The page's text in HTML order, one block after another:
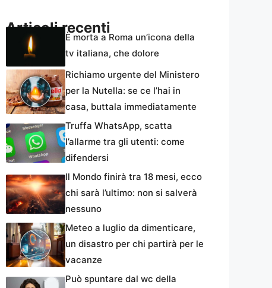
Articoli recenti
È morta a Roma un’icona della
tv italiana, che dolore
Richiamo urgente del Ministero
per la Nutella: se ce l’hai in
casa, buttala immediatamente
Truffa WhatsApp, scatta
l’allarme tra gli utenti: come
difendersi
Il Mondo finirà tra 18 mesi, ecco
chi sarà l’ultimo: non si salverà
nessuno
Meteo a luglio da dimenticare,
un disastro per chi partirà per le
vacanze
Può spuntare dal wc della